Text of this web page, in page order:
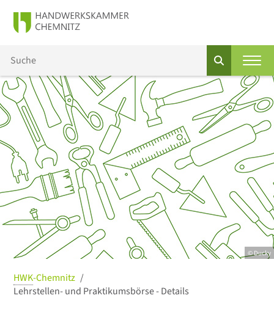
© Ducky
HWK-Chemnitz
Lehrstellen- und Praktikumsbörse - Details